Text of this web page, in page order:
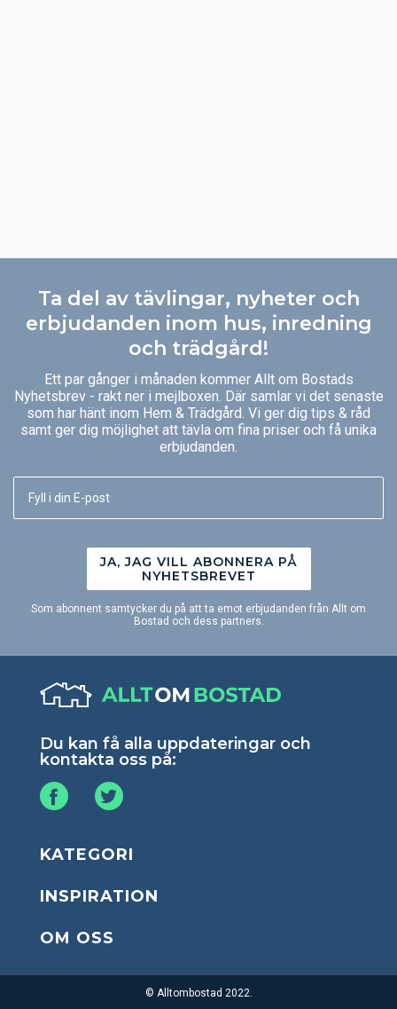
Ta del av tävlingar, nyheter och
erbjudanden inom hus, inredning
och trädgård!
Ett par gånger i månaden kommer Allt om Bostads
Nyhetsbrev - rakt ner i mejlboxen. Där samlar vi det senaste
som har hänt inom Hem & Trädgård. Vi ger dig tips & råd
samt ger dig möjlighet att tävla om fina priser och få unika
erbjudanden.
JA, JAG VILL ABONNERA PÅ
NYHETSBREVET
Som abonnent samtycker du på att ta emot erbjudanden från Allt om
Bostad och dess partners.
Du kan få alla uppdateringar och
kontakta oss på:
KATEGORI
INSPIRATION
OM OSS
© Alltombostad 2022.